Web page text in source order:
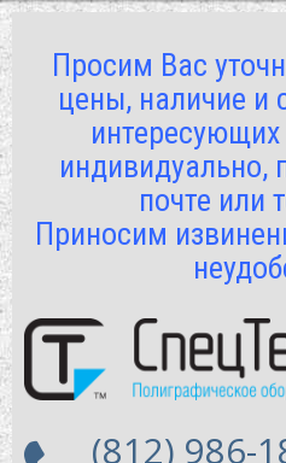
Просим Вас
цены, наличие и
индивидуально,
почте или
Приносим
(812) 986-